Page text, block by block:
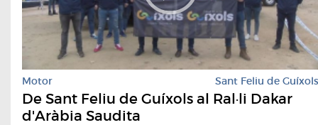
Motor Sant Feliu de Guíxols
De Sant Feliu de Guíxols al Ral·li Dakar
d'Aràbia Saudita